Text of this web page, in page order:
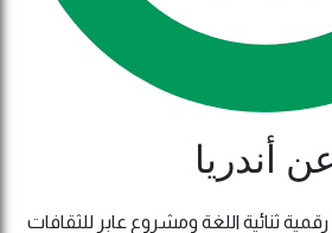
عن أندريا
ثنائية اللغة ومشروع عابر للثقافات